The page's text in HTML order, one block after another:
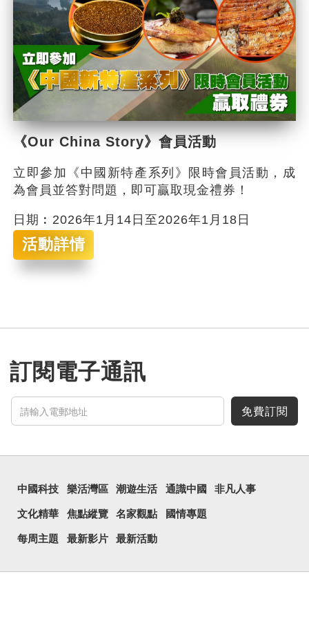
《Our China Story》會員活動
立即參加《中國新特產系列》限時會員活動，成
為會員並答對問題，即可贏取現金禮券！
日期︰2026年1月14日至2026年1月18日
活動詳情
訂閱電子通訊
免費訂閱
中國科技 樂活灣區 潮遊生活 通識中國 非凡人事
文化精華 焦點縱覽 名家觀點 國情專題
每周主題 最新影片 最新活動